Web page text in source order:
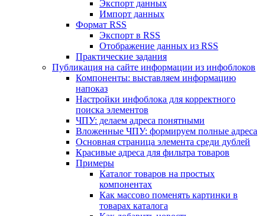
Экспорт данных
Импорт данных
Формат RSS
Экспорт в RSS
Отображение данных из RSS
Практические задания
Публикация на сайте информации из инфоблоков
Компоненты: выставляем информацию
напоказ
Настройки инфоблока для корректного
поиска элементов
ЧПУ: делаем адреса понятными
Вложенные ЧПУ: формируем полные адреса
Основная страница элемента среди дублей
Красивые адреса для фильтра товаров
Примеры
Каталог товаров на простых
компонентах
Как массово поменять картинки в
товарах каталога